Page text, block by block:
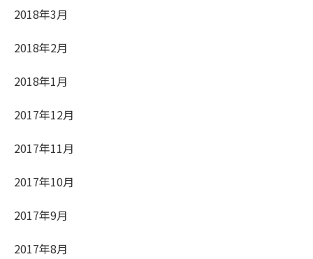
2018年3月
2018年2月
2018年1月
2017年12月
2017年11月
2017年10月
2017年9月
2017年8月